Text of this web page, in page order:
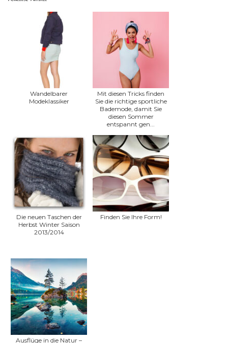
Wandelbarer
Modeklassiker
Mit diesen Tricks finden
Sie die richtige sportliche
Bademode, damit Sie
diesen Sommer
entspannt gen...
Die neuen Taschen der
Herbst Winter Saison
2013/2014
Finden Sie Ihre Form!
Ausflüge in die Natur –